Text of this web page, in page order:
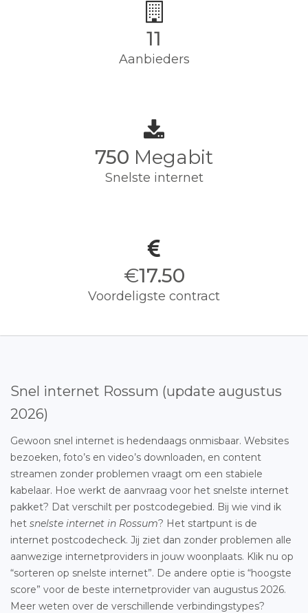
11
Aanbieders
750 Megabit
Snelste internet
€17.50
Voordeligste contract
Snel internet Rossum (update augustus
2026)
Gewoon snel internet is hedendaags onmisbaar. Websites
bezoeken, foto’s en video’s downloaden, en content
streamen zonder problemen vraagt om een stabiele
kabelaar. Hoe werkt de aanvraag voor het snelste internet
pakket? Dat verschilt per postcodegebied. Bij wie vind ik
het snelste internet in Rossum? Het startpunt is de
internet postcodecheck. Jij ziet dan zonder problemen alle
aanwezige internetproviders in jouw woonplaats. Klik nu op
“sorteren op snelste internet”. De andere optie is “hoogste
score” voor de beste internetprovider van augustus 2026.
Meer weten over de verschillende verbindingstypes?